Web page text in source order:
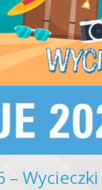
– Wycieczki